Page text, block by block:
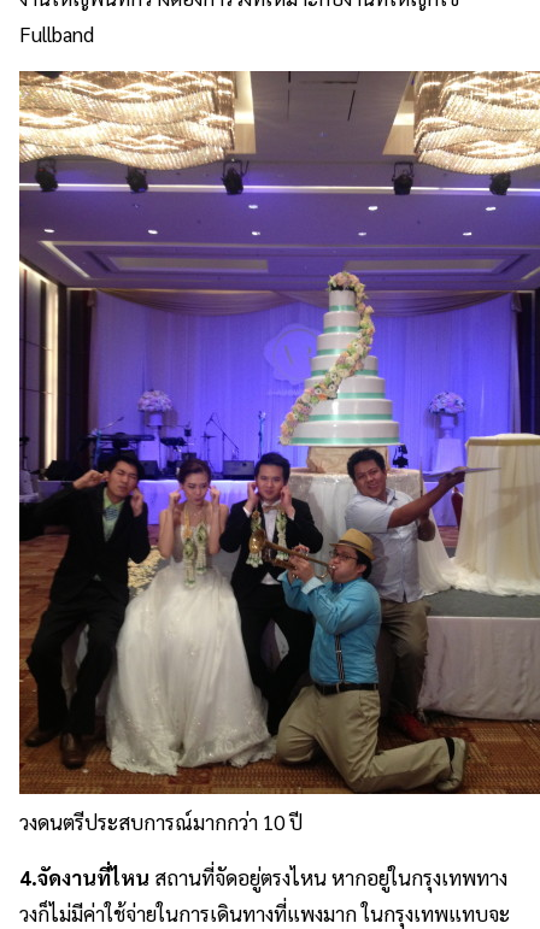
Fullband
วงดนตรีประสบการณ์มากกว่า 10 ปี
4.จัดงานที่ไหน สถานที่จัดอยู่ตรงไหน หากอยู่ในกรุงเทพทาง
วงก็ไม่มีค่าใช้จ่ายในการเดินทางที่แพงมาก ในกรุงเทพแทบจะ